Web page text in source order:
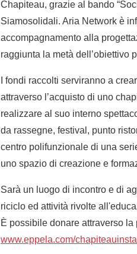
Chapiteau, grazie al bando
Siamosolidali. Aria Network è
accompagnamento alla
raggiunta la metà dell’obiettivo
I fondi raccolti serviranno a
attraverso l’acquisto di uno
realizzare al suo interno
da rassegne, festival, punto
centro polifunzionale di una
uno spazio di creazione e
Sarà un luogo di incontro e di
riciclo ed attività rivolte
È possibile donare attraverso
www.eppela.com/